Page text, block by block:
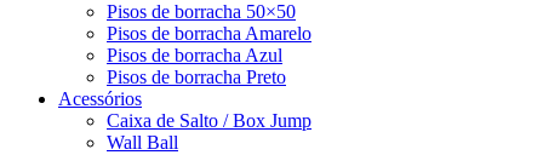
Pisos de borracha 50×50
Pisos de borracha Amarelo
Pisos de borracha Azul
Pisos de borracha Preto
Acessórios
Caixa de Salto / Box Jump
Wall Ball